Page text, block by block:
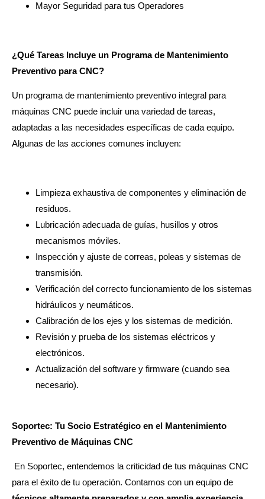
Mayor Seguridad para tus Operadores
¿Qué Tareas Incluye un Programa de Mantenimiento
Preventivo para CNC?
Un programa de mantenimiento preventivo integral para
máquinas CNC puede incluir una variedad de tareas,
adaptadas a las necesidades específicas de cada equipo.
Algunas de las acciones comunes incluyen:
Limpieza exhaustiva de componentes y eliminación de
residuos.
Lubricación adecuada de guías, husillos y otros
mecanismos móviles.
Inspección y ajuste de correas, poleas y sistemas de
transmisión.
Verificación del correcto funcionamiento de los sistemas
hidráulicos y neumáticos.
Calibración de los ejes y los sistemas de medición.
Revisión y prueba de los sistemas eléctricos y
electrónicos.
Actualización del software y firmware (cuando sea
necesario).
Soportec: Tu Socio Estratégico en el Mantenimiento
Preventivo de Máquinas CNC
En Soportec, entendemos la criticidad de tus máquinas CNC
para el éxito de tu operación. Contamos con un equipo de